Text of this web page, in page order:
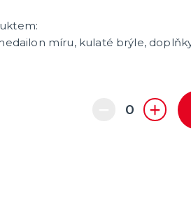
míru, kulaté brýle,